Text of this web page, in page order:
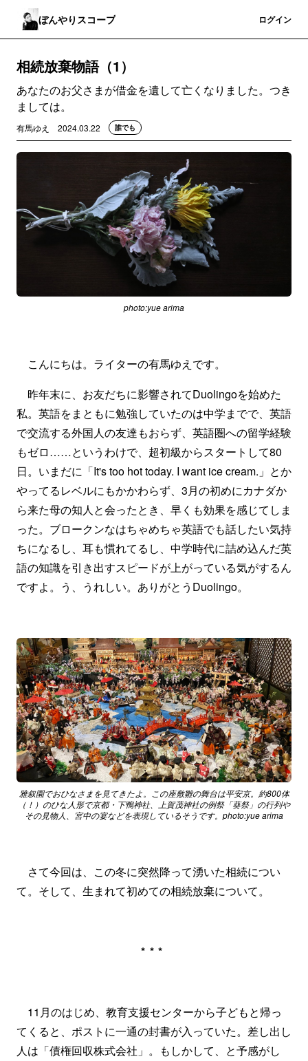
ぼんやりスコープ ログイン
相続放棄物語（1）
あなたのお父さまが借金を遺して亡くなりました。つき
ましては。
有馬ゆえ 2024.03.22 誰でも
photo:yue arima
こんにちは。ライターの有馬ゆえです。
昨年末に、お友だちに影響されてDuolingoを始めた
私。英語をまともに勉強していたのは中学までで、英語
で交流する外国人の友達もおらず、英語圏への留学経験
もゼロ……というわけで、超初級からスタートして80
日。いまだに「It's too hot today. I want ice cream.」とか
やってるレベルにもかかわらず、3月の初めにカナダか
ら来た母の知人と会ったとき、早くも効果を感じてしま
った。ブロークンなはちゃめちゃ英語でも話したい気持
ちになるし、耳も慣れてるし、中学時代に詰め込んだ英
語の知識を引き出すスピードが上がっている気がするん
ですよ。う、うれしい。ありがとうDuolingo。
雅叙園でおひなさまを見てきたよ。この座敷雛の舞台は平安京。約800体
（！）のひな人形で京都・下鴨神社、上賀茂神社の例祭「葵祭」の行列や
その見物人、宮中の宴などを表現しているそうです。photo:yue arima
さて今回は、この冬に突然降って湧いた相続につい
て。そして、生まれて初めての相続放棄について。
***
11月のはじめ、教育支援センターから子どもと帰っ
てくると、ポストに一通の封書が入っていた。差し出し
人は「債権回収株式会社」。もしかして、と予感がし